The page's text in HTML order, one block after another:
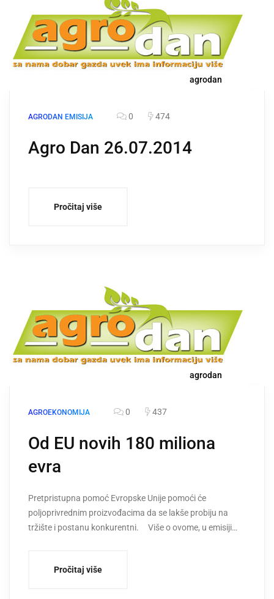
agrodan
AGRODAN EMISIJA 0 474
Agro Dan 26.07.2014
Pročitaj više
agrodan
AGROEKONOMIJA 0 437
Od EU novih 180 miliona
evra
Pretpristupna pomoć Evropske Unije pomoći će
poljoprivrednim proizvođacima da se lakše probiju na
tržište i postanu konkurentni. Više o ovome, u emisiji…
Pročitaj više